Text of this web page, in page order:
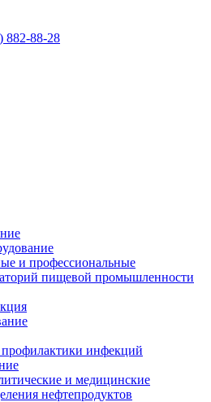
882-88-28
и профессиональные
пищевой промышленности
инфекций
и медицинские
нефтепродуктов